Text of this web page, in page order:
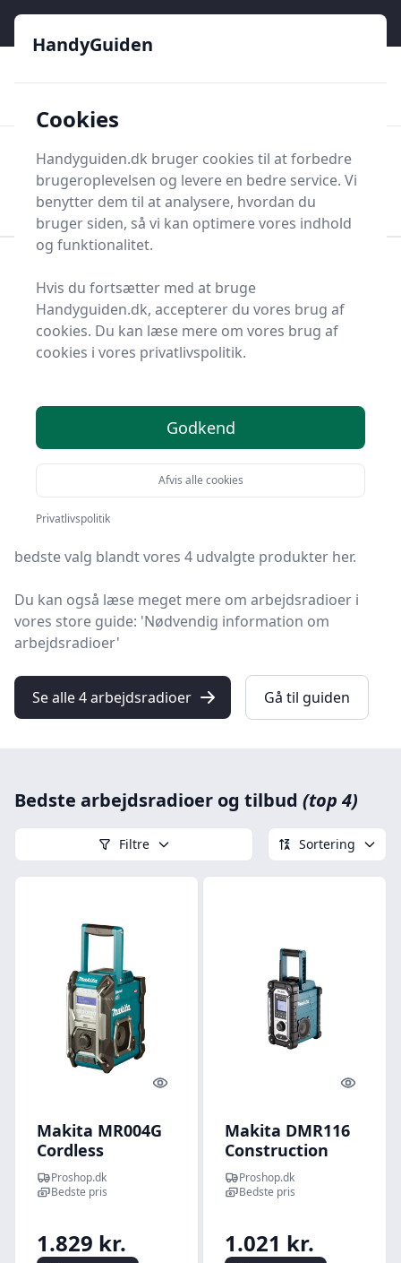
HandyGuiden
Søg nu
Søg nu
Arbejdsradio
Bedste arbejdsradioer
og tilbud - top 4
Velkommen til HandyGuiden! Vi har gjort arbejdet for
dig og udvalgt 4 af de bedste arbejdsradioer på
markedet.
Uanset om du ønsker kvalitet, tilbud på arbejdsradioer,
bedste valg blandt vores 4 udvalgte produkter her.
Du kan også læse meget mere om arbejdsradioer i
vores store guide: 'Nødvendig information om
arbejdsradioer'
Se alle 4 arbejdsradioer Gå til guiden
Bedste arbejdsradioer og tilbud (top 4)
Filtre Sortering
Quick look
Makita MR004G
Cordless
Construction Site
Radio -
Proshop.dk
Bedste pris
1.829 kr.
Quick
Makita DMR116
Construction
Radio 14.4V to
18V - AM/FM
Proshop.dk
Bedste pris
1.021 kr.
HandyGuiden
Cookies
Handyguiden.dk bruger cookies til at forbedre
brugeroplevelsen og levere en bedre service. Vi
benytter dem til at analysere, hvordan du
bruger siden, så vi kan optimere vores indhold
og funktionalitet.
Hvis du fortsætter med at bruge
Handyguiden.dk, accepterer du vores brug af
cookies. Du kan læse mere om vores brug af
cookies i vores privatlivspolitik.
Godkend
Afvis alle cookies
Privatlivspolitik